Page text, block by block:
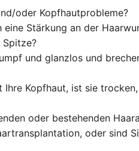
oder Kopfhautprobleme?
eine Stärkung an der
Spitze?
und glanzlos und
Ihre Kopfhaut, ist sie
oder bestehenden
oder sind